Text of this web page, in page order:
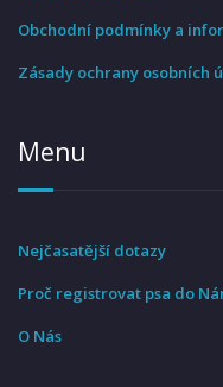
Obchodní podmínky a
Zásady ochrany osobních
Menu
Nejčasatější dotazy
Proč registrovat psa do
O Nás